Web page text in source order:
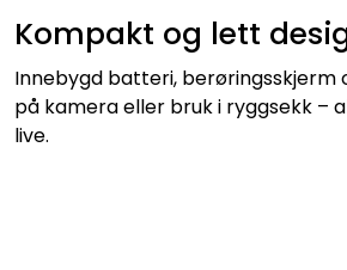
Kompakt og lett
Innebygd batteri, berøringsskjerm
på kamera eller bruk i ryggsekk –
live.